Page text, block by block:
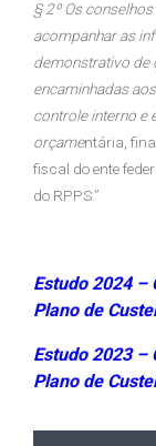
§ 2º Os
acompanhar as
demonstrativo de
encaminhadas
controle interno e
orçamentária,
fiscal do ente
do RPPS.”
Estudo 2024 –
Plano de
Estudo 2023 –
Plano de